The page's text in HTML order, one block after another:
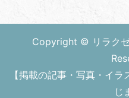
Copyright © リラク
【掲載の記事・写真・イ
じ